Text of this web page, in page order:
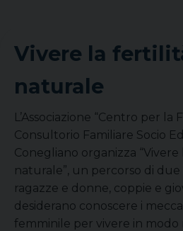
Vivere la
naturale
L’Associazione “Centro per la
Consultorio Familiare Socio
Conegliano organizza
naturale”, un percorso di
ragazze e donne, coppie e
desiderano conoscere i
femminile per vivere in